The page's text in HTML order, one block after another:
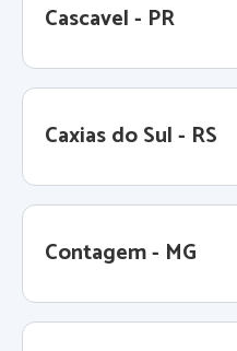
Cascavel - PR
Caxias do Sul - RS
Contagem - MG